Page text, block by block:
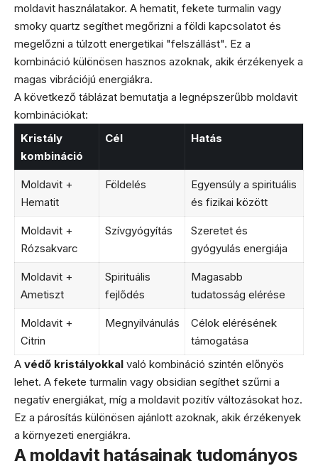
moldavit használatakor. A hematit, fekete turmalin vagy
smoky quartz segíthet megőrizni a földi kapcsolatot és
megelőzni a túlzott energetikai "felszállást". Ez a
kombináció különösen hasznos azoknak, akik érzékenyek a
magas vibrációjú energiákra.
A következő táblázat bemutatja a legnépszerűbb moldavit
kombinációkat:
Kristály
kombináció
Cél Hatás
Moldavit +
Hematit
Földelés
Egyensúly a spirituális
és fizikai között
Moldavit +
Rózsakvarc
Szívgyógyítás
Szeretet és
gyógyulás energiája
Moldavit +
Ametiszt
Spirituális
fejlődés
Magasabb
tudatosság elérése
Moldavit +
Citrin
Megnyilvánulás
Célok elérésének
támogatása
A védő kristályokkal való kombináció szintén előnyös
lehet. A fekete turmalin vagy obsidian segíthet szűrni a
negatív energiákat, míg a moldavit pozitív változásokat hoz.
Ez a párosítás különösen ajánlott azoknak, akik érzékenyek
a környezeti energiákra.
A moldavit hatásainak tudományos